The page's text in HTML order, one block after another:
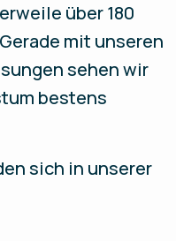
über 180
mit unseren
sehen wir
bestens
sich in unserer